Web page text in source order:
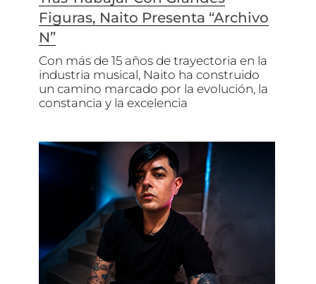
Figuras, Naito Presenta “Archivo
N”
Con más de 15 años de trayectoria en la
industria musical, Naito ha construido
un camino marcado por la evolución, la
constancia y la excelencia